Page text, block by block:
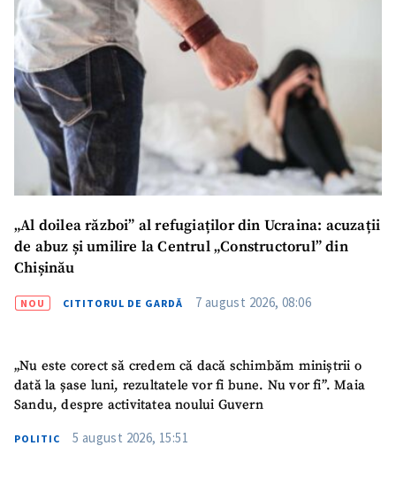
„Al doilea război” al refugiaților din Ucraina: acuzații
de abuz și umilire la Centrul „Constructorul” din
Chișinău
NOU CITITORUL DE GARDĂ 7 august 2026, 08:06
„Nu este corect să credem că dacă schimbăm miniștrii o
dată la șase luni, rezultatele vor fi bune. Nu vor fi”. Maia
Sandu, despre activitatea noului Guvern
POLITIC 5 august 2026, 15:51